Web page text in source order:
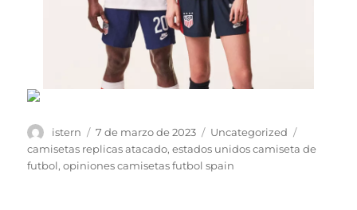
Autor
istern
Publicado
el
7 de marzo de 2023 Categorías
Uncategorized
camisetas replicas atacado,estados unidos camiseta de
futbol,opiniones camisetas futbol spain